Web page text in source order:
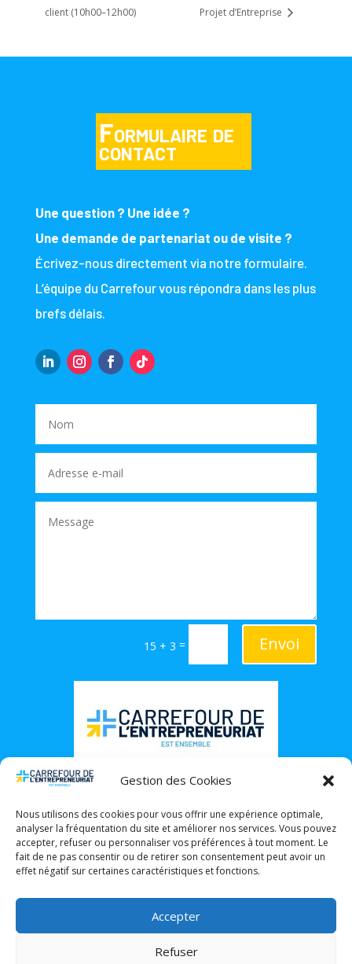
Gestion des Cookies
Nous utilisons des cookies pour vous offrir une expérience optimale,
analyser la fréquentation du site et améliorer nos services. Vous pouvez
accepter, refuser ou personnaliser vos préférences à tout moment. Le
fait de ne pas consentir ou de retirer son consentement peut avoir un
effet négatif sur certaines caractéristiques et fonctions.
Accepter
Refuser
client (10h00–12h00)
Projet d’Entreprise
Formulaire de
contact
Une question ? Une idée ?
Une demande de partenariat ou de visite ?
Écrivez-nous directement via notre formulaire.
L’équipe du Carrefour vous répondra dans les plus
brefs délais.
15 + 3 = Envoi